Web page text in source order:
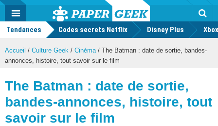
Actu
geek
MENU
Tendances Codes secrets Netflix Disney Plus
Accueil / Culture Geek / Cinéma / The Batman : date de sortie, bandes-
annonces, histoire, tout savoir sur le film
The Batman : date de sortie,
bandes-annonces, histoire, tout
savoir sur le film
Mode
FacebookTwitter Youtube